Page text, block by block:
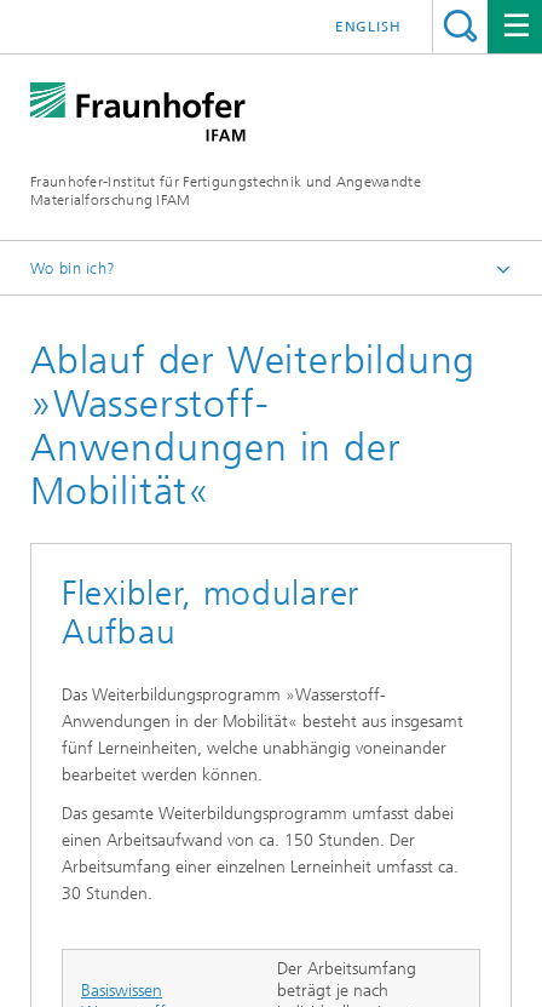
Fraunhofer-Institut für Fertigungstechnik und Angewandte
Materialforschung IFAM
ENGLISH
Wo bin ich?
Wasserstoff
Zertifikatskurs »Wasserstoff-Anwendungen in der
Mobilität«
Ablauf der Weiterbildung
»Wasserstoff-
Anwendungen in der
Mobilität«
Flexibler, modularer
Aufbau
Das Weiterbildungsprogramm »Wasserstoff-
Anwendungen in der Mobilität« besteht aus insgesamt
fünf Lerneinheiten, welche unabhängig voneinander
bearbeitet werden können.
Das gesamte Weiterbildungsprogramm umfasst dabei
einen Arbeitsaufwand von ca. 150 Stunden. Der
Arbeitsumfang einer einzelnen Lerneinheit umfasst ca.
30 Stunden.
Basiswissen
Der Arbeitsumfang
beträgt je nach